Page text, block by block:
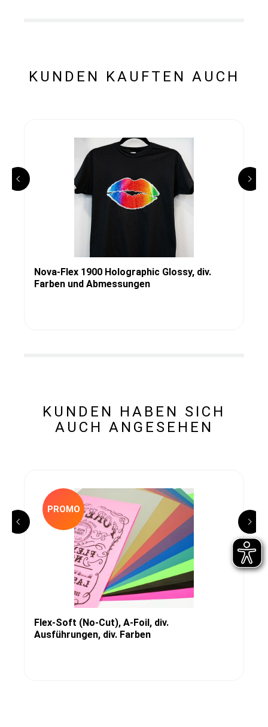
KUNDEN KAUFTEN AUCH
Nova-Flex 1900 Holographic Glossy, div.
Farben und Abmessungen
KUNDEN HABEN SICH
AUCH ANGESEHEN
PROMO
Flex-Soft (No-Cut), A-Foil, div.
Ausführungen, div. Farben